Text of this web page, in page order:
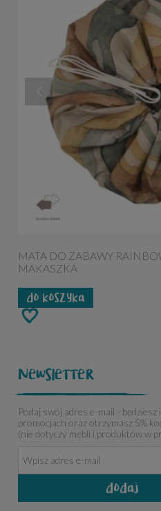
MATA DO ZABAWY
MAKASZKA
do koszyka
Newsletter
Podaj swój adres e-mail -
promocjach oraz otrzymasz 5%
(nie dotyczy mebli i produktów w
dodaj